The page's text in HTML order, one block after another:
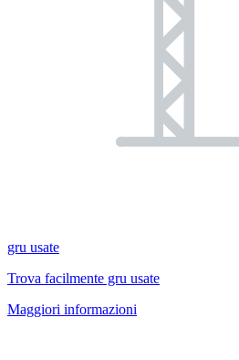
gru usate
Trova facilmente gru usate
Maggiori informazioni